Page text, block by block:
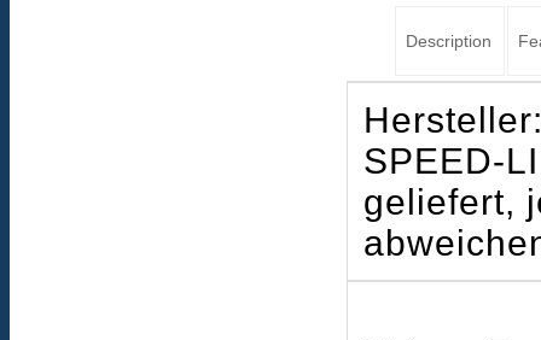
Description
SPEED-
geliefert,